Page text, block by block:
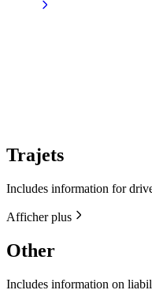
Trajets
Includes information for
Afficher plus
Other
Includes information on